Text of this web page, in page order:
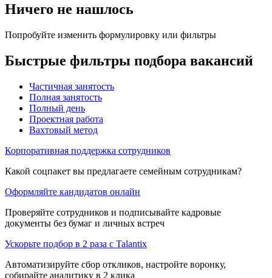
Ничего не нашлось
Попробуйте изменить формулировку или фильтры
Быстрые фильтры подбора вакансий
Частичная занятость
Полная занятость
Полный день
Проектная работа
Вахтовый метод
Корпоративная поддержка сотрудников
Какой соцпакет вы предлагаете семейным сотрудникам?
Оформляйте кандидатов онлайн
Проверяйте сотрудников и подписывайте кадровые
документы без бумаг и личных встреч
Ускорьте подбор в 2 раза с Talantix
Автоматизируйте сбор откликов, настройте воронку,
собирайте аналитику в 2 клика